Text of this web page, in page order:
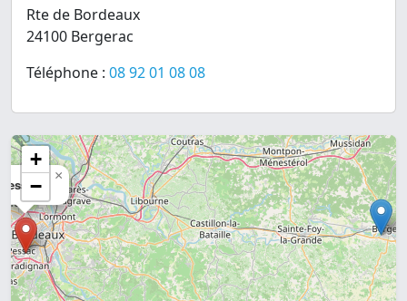
Rte de Bordeaux
24100 Bergerac
Téléphone : 08 92 01 08 08
Pessac
×
+
−